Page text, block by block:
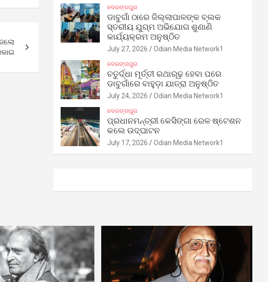
ନବରଙ୍ଗପୁର
ଡାବୁଗାଁ ଠାରେ ଜିଲ୍ଲାପାଳଙ୍କ ବ୍ଲକ
ସ୍ତରୀୟ ଯୁଗ୍ମ ଅଭିଯୋଗ ଶୁଣାଣି
କାର୍ଯ୍ୟକ୍ରମ ଅନୁଷ୍ଠିତ
July 27, 2026 Odian Media Network1
ନବରଙ୍ଗପୁର
ଚତୁର୍ଦ୍ଧା ମୂର୍ତ୍ତୀ ରଥାରୂଢ଼ ହେବା ପରେ
ଡାବୁଗାଁରେ ବାହୁଡ଼ା ଯାତ୍ରା ଅନୁଷ୍ଠିତ
July 24, 2026 Odian Media Network1
ନବରଙ୍ଗପୁର
ପ୍ରଧାନମନ୍ତ୍ରୀ କେସିଙ୍ଗା ରେଳ ଷ୍ଟେଶନ
କଲେ ଉଦ୍‌ଘାଟନ
July 17, 2026 Odian Media Network1